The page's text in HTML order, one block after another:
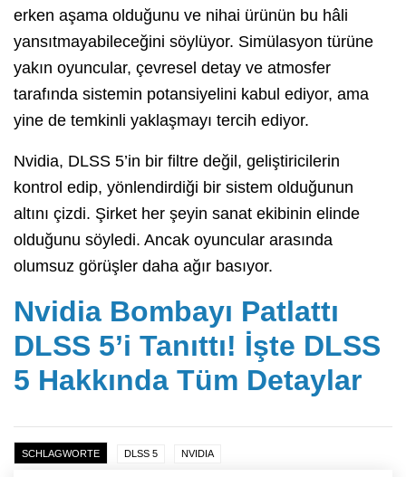
erken aşama olduğunu ve nihai ürünün bu hâli
yansıtmayabileceğini söylüyor. Simülasyon türüne
yakın oyuncular, çevresel detay ve atmosfer
tarafında sistemin potansiyelini kabul ediyor, ama
yine de temkinli yaklaşmayı tercih ediyor.
Nvidia, DLSS 5’in bir filtre değil, geliştiricilerin
kontrol edip, yönlendirdiği bir sistem olduğunun
altını çizdi. Şirket her şeyin sanat ekibinin elinde
olduğunu söyledi. Ancak oyuncular arasında
olumsuz görüşler daha ağır basıyor.
Nvidia Bombayı Patlattı
DLSS 5’i Tanıttı! İşte DLSS
5 Hakkında Tüm Detaylar
SCHLAGWORTE DLSS 5 NVIDIA